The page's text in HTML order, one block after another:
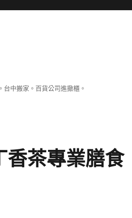
中搬家。百貨公司進撤櫃。
香茶專業膳食